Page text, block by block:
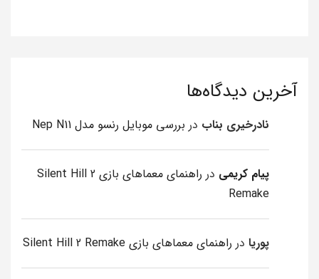
آخرین دیدگاه‌ها
نادرخیری بناب در بررسی موبایل رنسو مدل Nep N11
پیام کریمی در
راهنمای معماهای بازی Silent Hill 2
Remake
پوریا در راهنمای معماهای بازی Silent Hill 2 Remake